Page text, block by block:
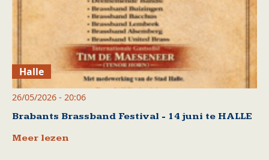
Halle
26/05/2026 - 20:06
Brabants Brassband Festival - 14 juni te HALLE
Meer lezen